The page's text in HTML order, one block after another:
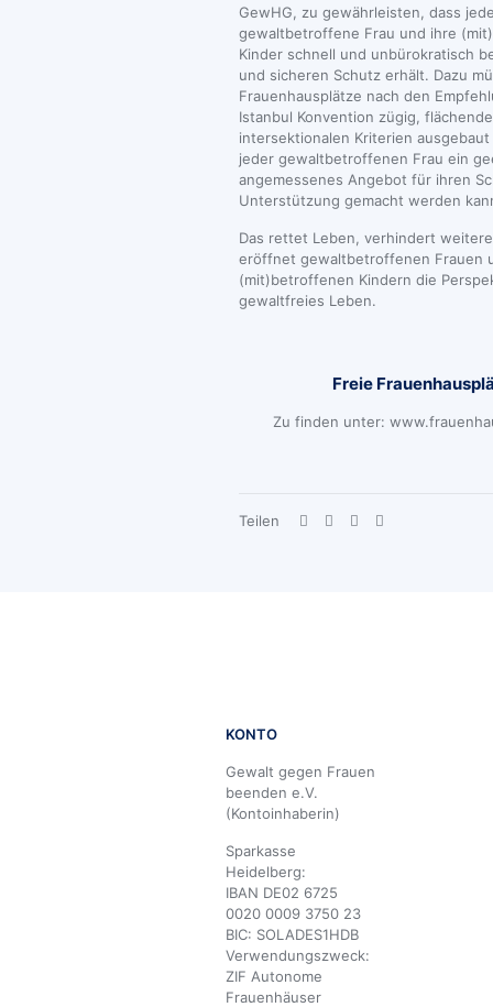
GewHG, zu gewährleisten, dass
gewaltbetroffene Frau und ihre
Kinder schnell und unbürokratisch
und sicheren Schutz erhält. Dazu
Frauenhausplätze nach den
Istanbul Konvention zügig,
intersektionalen Kriterien
jeder gewaltbetroffenen Frau ein
angemessenes Angebot für ihren
Unterstützung gemacht werden
Das rettet Leben, verhindert
eröffnet gewaltbetroffenen Frauen
(mit)betroffenen Kindern die
gewaltfreies Leben.
Freie
Zu finden unter:
Teilen
KONTO
Gewalt gegen Frauen
beenden e.V.
(Kontoinhaberin)
Sparkasse
Heidelberg:
IBAN DE02 6725
0020 0009 3750 23
BIC: SOLADES1HDB
Verwendungszweck:
ZIF Autonome
Frauenhäuser